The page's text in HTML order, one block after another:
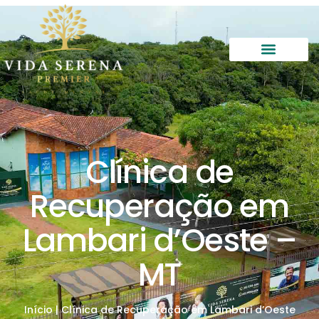
Clínica de
Recuperação em
Lambari d’Oeste –
MT
Início|Clínica de Recuperação em Lambari d’Oeste